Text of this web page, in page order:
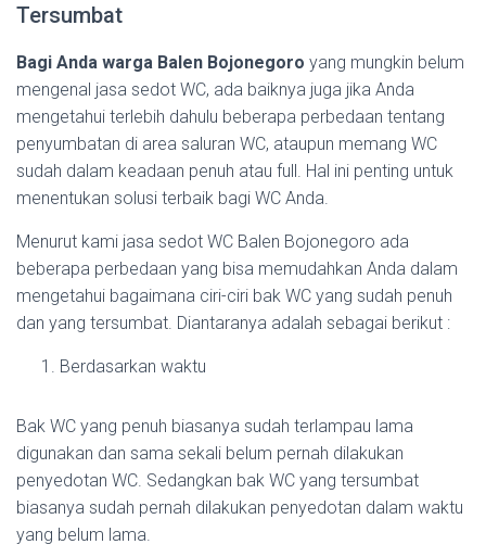
Tersumbat
Bagi Anda warga Balen Bojonegoro yang mungkin belum
mengenal jasa sedot WC, ada baiknya juga jika Anda
mengetahui terlebih dahulu beberapa perbedaan tentang
penyumbatan di area saluran WC, ataupun memang WC
sudah dalam keadaan penuh atau full. Hal ini penting untuk
menentukan solusi terbaik bagi WC Anda.
Menurut kami jasa sedot WC Balen Bojonegoro ada
beberapa perbedaan yang bisa memudahkan Anda dalam
mengetahui bagaimana ciri-ciri bak WC yang sudah penuh
dan yang tersumbat. Diantaranya adalah sebagai berikut :
Berdasarkan waktu
Bak WC yang penuh biasanya sudah terlampau lama
digunakan dan sama sekali belum pernah dilakukan
penyedotan WC. Sedangkan bak WC yang tersumbat
biasanya sudah pernah dilakukan penyedotan dalam waktu
yang belum lama.